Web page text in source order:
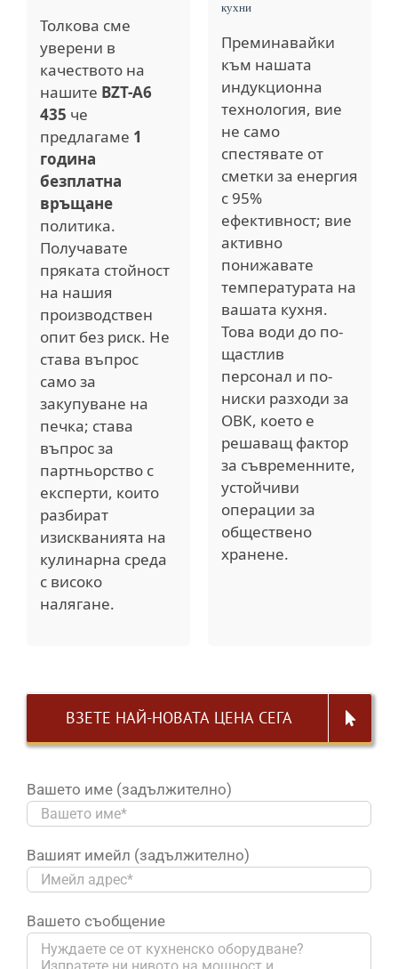
Толкова сме
уверени в
качеството на
нашите BZT-A6
435 че
предлагаме 1
година
безплатна
връщане
политика.
Получавате
пряката стойност
на нашия
производствен
опит без риск. Не
става въпрос
само за
закупуване на
печка; става
въпрос за
партньорство с
експерти, които
разбират
изискванията на
кулинарна среда
с високо
налягане.
кухни
Преминавайки
към нашата
индукционна
технология, вие
не само
спестявате от
сметки за енергия
с 95%
ефективност; вие
активно
понижавате
температурата на
вашата кухня.
Това води до по-
щастлив
персонал и по-
ниски разходи за
ОВК, което е
решаващ фактор
за съвременните,
устойчиви
операции за
обществено
хранене.
ВЗЕТЕ НАЙ-НОВАТА ЦЕНА СЕГА
Вашето име (задължително)
Вашият имейл (задължително)
Вашето съобщение